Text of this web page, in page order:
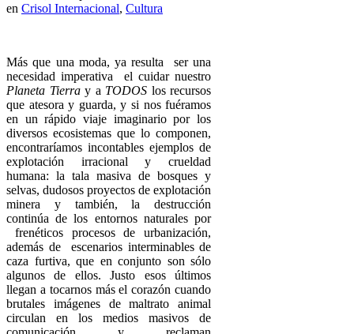
en Crisol Internacional, Cultura
Más que una moda, ya resulta ser una
necesidad imperativa el cuidar nuestro
Planeta Tierray a TODOS los recursos
que atesora y guarda, y si nos fuéramos
en un rápido viaje imaginario por los
diversos ecosistemas que lo componen,
encontraríamos incontables ejemplos de
explotación irracional y crueldad
humana: la tala masiva de bosques y
selvas, dudosos proyectos de explotación
minera y también, la destrucción
continúa de los entornos naturales por
frenéticos procesos de urbanización,
además de escenarios interminables de
caza furtiva, que en conjunto son sólo
algunos de ellos. Justo esos últimos
llegan a tocarnos más el corazón cuando
brutales imágenes de maltrato animal
circulan en los medios masivos de